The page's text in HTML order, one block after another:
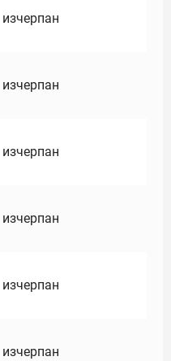
изчерпан
изчерпан
изчерпан
изчерпан
изчерпан
изчерпан